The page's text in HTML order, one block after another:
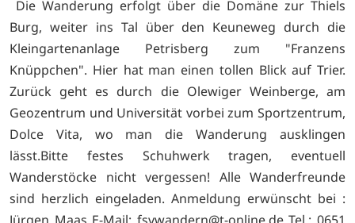
Die Wanderung erfolgt über die Domäne zur Thiels
Burg, weiter ins Tal über den Keuneweg durch die
Kleingartenanlage Petrisberg zum "Franzens
Knüppchen". Hier hat man einen tollen Blick auf Trier.
Zurück geht es durch die Olewiger Weinberge, am
Geozentrum und Universität vorbei zum Sportzentrum,
Dolce Vita, wo man die Wanderung ausklingen
lässt.Bitte festes Schuhwerk tragen, eventuell
Wanderstöcke nicht vergessen! Alle Wanderfreunde
sind herzlich eingeladen. Anmeldung erwünscht bei :